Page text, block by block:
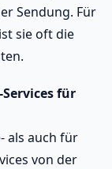
Sendung. Für
sie oft die
für
als auch für
von der